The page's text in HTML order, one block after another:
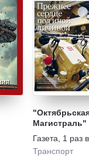
Магистраль"
Газета
1 раз
Транспорт